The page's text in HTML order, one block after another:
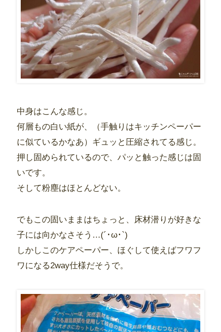
中身はこんな感じ。
何層もの白い紙が、（手触りはキッチンペーパー
に似ているかなあ）ギュッと圧縮されてる感じ。
押し固められているので、パッと触った感じは固
いです。
そして粉塵はほとんどない。
でもこの固いままはちょっと、床材潜りが好きな
子には向かなさそう…(´･ω･`)
しかしこのケアペーパー、ほぐして使えばフワフ
ワになる2way仕様だそうで。